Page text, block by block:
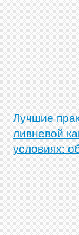
Лучшие
ливневой
условиях: